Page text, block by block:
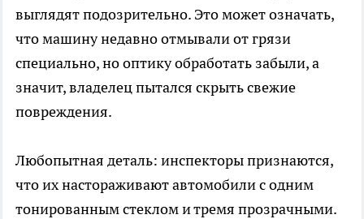
выглядят подозрительно. Это может означать,
что машину недавно отмывали от грязи
специально, но оптику обработать забыли, а
значит, владелец пытался скрыть свежие
повреждения.
Любопытная деталь: инспекторы признаются,
что их настораживают автомобили с одним
тонированным стеклом и тремя прозрачными.